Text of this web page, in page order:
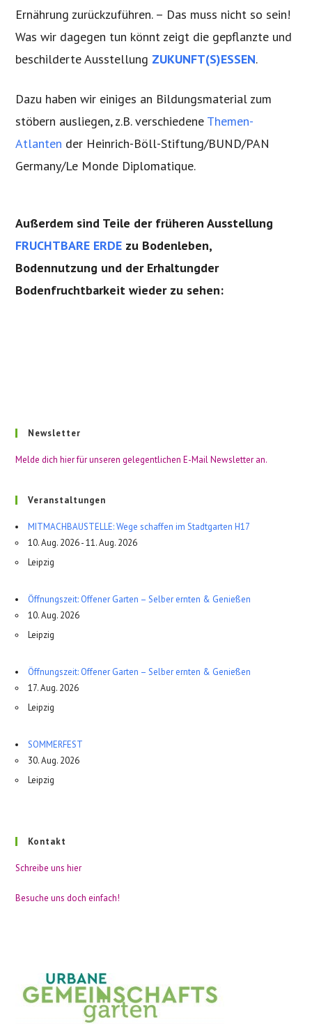
Ernährung zurückzuführen. – Das muss nicht so sein!
Was wir dagegen tun könnt zeigt die gepflanzte und
beschilderte Ausstellung ZUKUNFT(S)ESSEN.
Dazu haben wir einiges an Bildungsmaterial zum
stöbern ausliegen, z.B. verschiedene Themen-
Atlanten der Heinrich-Böll-Stiftung/BUND/PAN
Germany/Le Monde Diplomatique.
Außerdem sind Teile der früheren Ausstellung
FRUCHTBARE ERDE zu Bodenleben,
Bodennutzung und der Erhaltungder
Bodenfruchtbarkeit wieder zu sehen:
Newsletter
Melde dich hier für unseren gelegentlichen E-Mail Newsletter an.
Veranstaltungen
MITMACHBAUSTELLE: Wege schaffen im Stadtgarten H17
10. Aug. 2026 - 11. Aug. 2026
Leipzig
Öffnungszeit: Offener Garten – Selber ernten & Genießen
10. Aug. 2026
Leipzig
Öffnungszeit: Offener Garten – Selber ernten & Genießen
17. Aug. 2026
Leipzig
SOMMERFEST
30. Aug. 2026
Leipzig
Kontakt
Schreibe uns hier
Besuche uns doch einfach!